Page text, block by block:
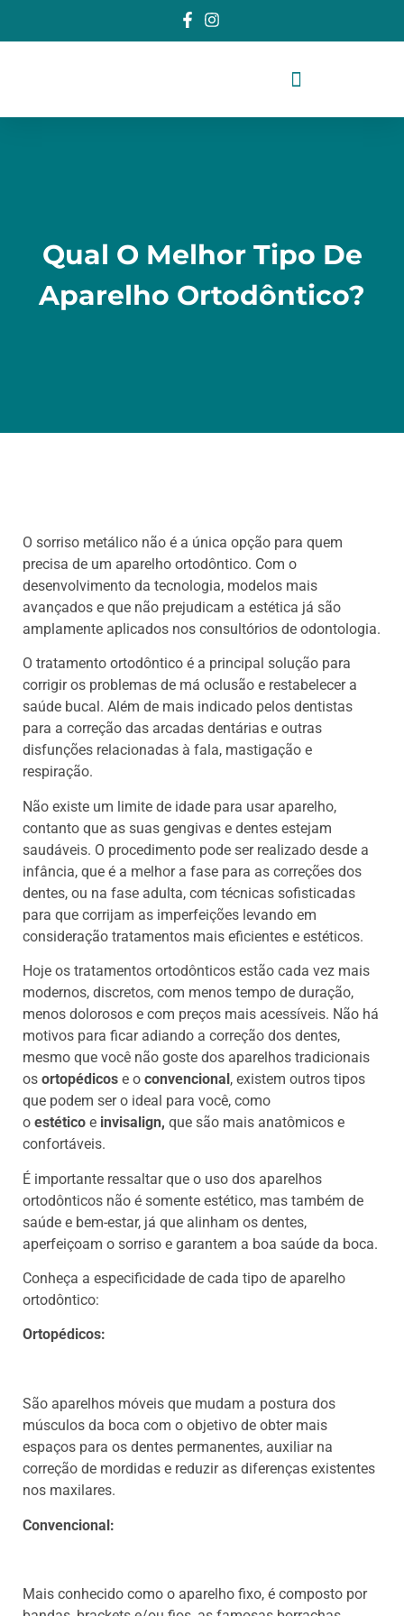
Qual O Melhor Tipo De
Aparelho Ortodôntico?
O sorriso metálico não é a única opção para quem
precisa de um aparelho ortodôntico. Com o
desenvolvimento da tecnologia, modelos mais
avançados e que não prejudicam a estética já são
amplamente aplicados nos consultórios de odontologia.
O tratamento ortodôntico é a principal solução para
corrigir os problemas de má oclusão e restabelecer a
saúde bucal. Além de mais indicado pelos dentistas
para a correção das arcadas dentárias e outras
disfunções relacionadas à fala, mastigação e
respiração.
Não existe um limite de idade para usar aparelho,
contanto que as suas gengivas e dentes estejam
saudáveis. O procedimento pode ser realizado desde a
infância, que é a melhor a fase para as correções dos
dentes, ou na fase adulta, com técnicas sofisticadas
para que corrijam as imperfeições levando em
consideração tratamentos mais eficientes e estéticos.
Hoje os tratamentos ortodônticos estão cada vez mais
modernos, discretos, com menos tempo de duração,
menos dolorosos e com preços mais acessíveis. Não há
motivos para ficar adiando a correção dos dentes,
mesmo que você não goste dos aparelhos tradicionais
os ortopédicos e o convencional , existem outros tipos
que podem ser o ideal para você, como
o estético e invisalign, que são mais anatômicos e
confortáveis.
É importante ressaltar que o uso dos aparelhos
ortodônticos não é somente estético, mas também de
saúde e bem-estar, já que alinham os dentes,
aperfeiçoam o sorriso e garantem a boa saúde da boca.
Conheça a especificidade de cada tipo de aparelho
ortodôntico:
Ortopédicos:
São aparelhos móveis que mudam a postura dos
músculos da boca com o objetivo de obter mais
espaços para os dentes permanentes, auxiliar na
correção de mordidas e reduzir as diferenças existentes
nos maxilares.
Convencional:
Mais conhecido como o aparelho fixo, é composto por